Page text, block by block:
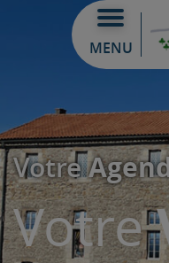
MENU
Votre
Votre